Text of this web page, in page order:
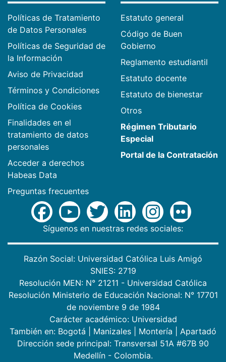
Políticas de Tratamiento
de Datos Personales
Políticas de Seguridad de
la Información
Aviso de Privacidad
Términos y Condiciones
Política de Cookies
Finalidades en el
tratamiento de datos
personales
Acceder a derechos
Habeas Data
Preguntas frecuentes
Estatuto general
Código de Buen
Gobierno
Reglamento estudiantil
Estatuto docente
Estatuto de bienestar
Otros
Régimen Tributario
Especial
Portal de la Contratación
Síguenos en nuestras redes sociales:
Razón Social: Universidad Católica Luis Amigó
SNIES: 2719
Resolución MEN: N° 21211 - Universidad Católica
Resolución Ministerio de Educación Nacional: N° 17701
de noviembre 9 de 1984
Carácter académico: Universidad
También en: Bogotá Manizales Montería
Apartadó
Dirección sede principal: Transversal 51A #67B 90
Medellín - Colombia.